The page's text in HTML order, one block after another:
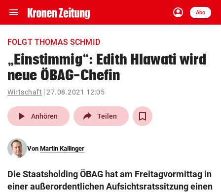
menu Navigation
ein-/ausklappen
account_circle
Anmelden
Abo
close Schließen
account_circle Anmelden
pin_drop
Wien arrow_right
search
eingeben
FOLGT THOMAS SCHMID
„Einstimmig“: Edith Hlawati wird
neue ÖBAG-Chefin
Wirtschaft 27.08.2021 12:05
play_arrow Anhören Teilen
Von Martin Kallinger
Die Staatsholding ÖBAG hat am Freitagvormittag in
einer außerordentlichen Aufsichtsratssitzung einen